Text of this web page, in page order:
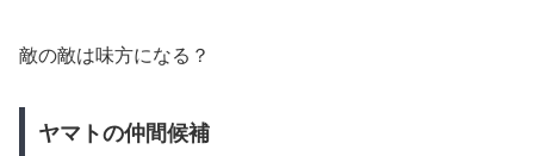
敵の敵は味方になる？
ヤマトの仲間候補